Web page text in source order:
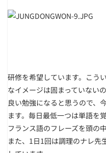
研修を希望しています。こう
なイメージは固まっていない
良い勉強になると思うので、
ます。毎日最低一つは単語を
フランス語のフレーズを頭の
また、1日1回は調理のナレ先